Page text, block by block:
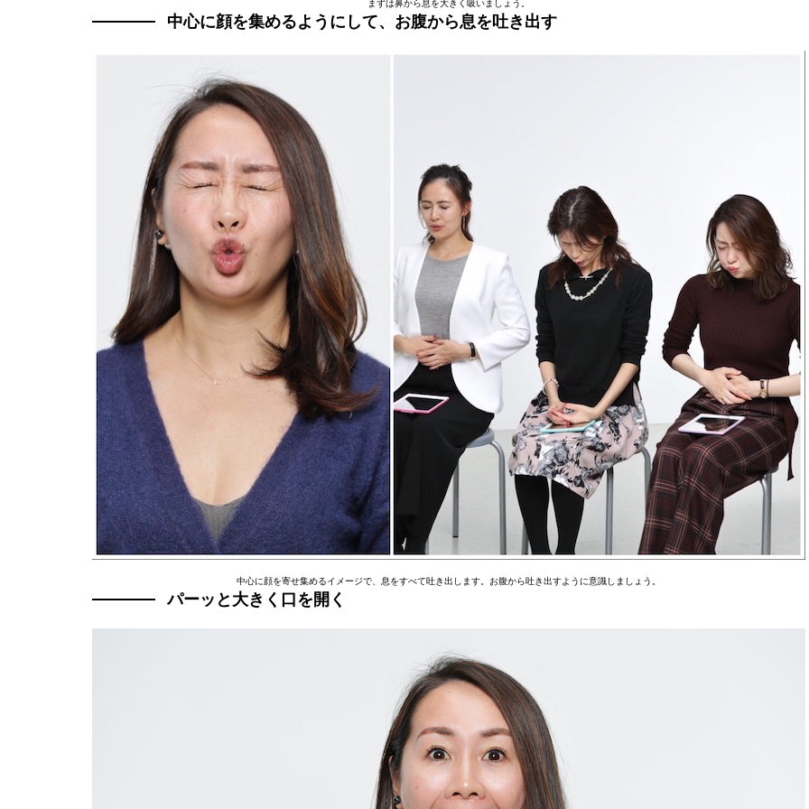
まずは鼻から息を大きく吸いましょう。
中心に顔を集めるようにして、お腹から息を吐き出す
中心に顔を寄せ集めるイメージで、息をすべて吐き出します。お腹から吐き出すように意識しましょう。
パーッと大きく口を開く